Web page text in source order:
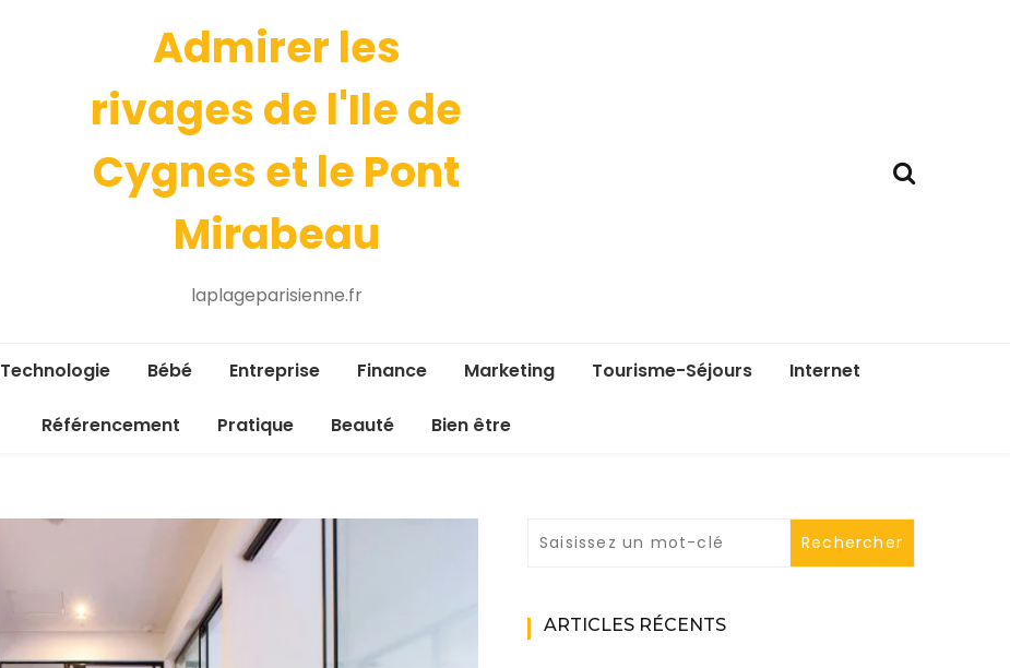
Admirer les
rivages de l'Ile de
Cygnes et le Pont
Mirabeau
laplageparisienne.fr
Technologie Bébé Entreprise Finance Marketing Tourisme-Séjours Internet
Référencement Pratique Beauté Bien être
ARTICLES RÉCENTS